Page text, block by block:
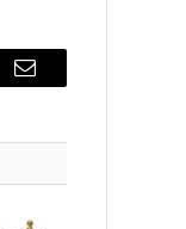
Email